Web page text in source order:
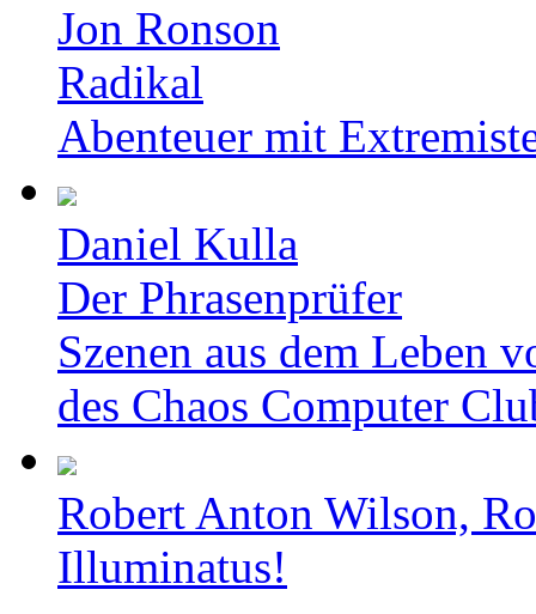
Jon Ronson
Radikal
Abenteuer mit
Daniel Kulla
Der Phrasenprüfer
Szenen aus dem Leben
des Chaos Computer
Robert Anton Wilson,
Illuminatus!